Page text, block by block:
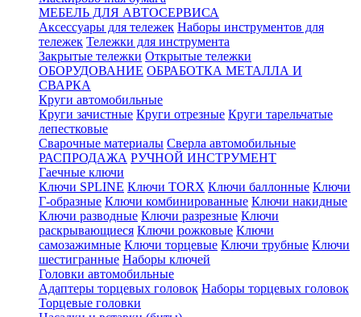
МЕБЕЛЬ ДЛЯ АВТОСЕРВИСА
Аксессуары для тележек Наборы инструментов для
тележек Тележки для инструмента
Закрытые тележки Открытые тележки
ОБОРУДОВАНИЕ ОБРАБОТКА МЕТАЛЛА И
СВАРКА
Круги автомобильные
Круги зачистные Круги отрезные Круги тарельчатые
лепестковые
Сварочные материалы Сверла автомобильные
РАСПРОДАЖА РУЧНОЙ ИНСТРУМЕНТ
Гаечные ключи
Ключи SPLINE Ключи TORX Ключи баллонные Ключи
Г-образные Ключи комбинированные Ключи накидные
Ключи разводные Ключи разрезные Ключи
раскрывающиеся Ключи рожковые Ключи
самозажимные Ключи торцевые Ключи трубные Ключи
шестигранные Наборы ключей
Головки автомобильные
Адаптеры торцевых головок Наборы торцевых головок
Торцевые головки